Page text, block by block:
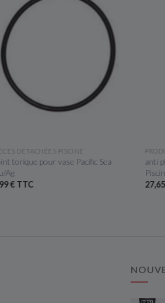
APERÇU RAPIDE
DÉTACHÉES PISCINE
torique pour vase Pacific Sea
€ TTC
anti
27,65